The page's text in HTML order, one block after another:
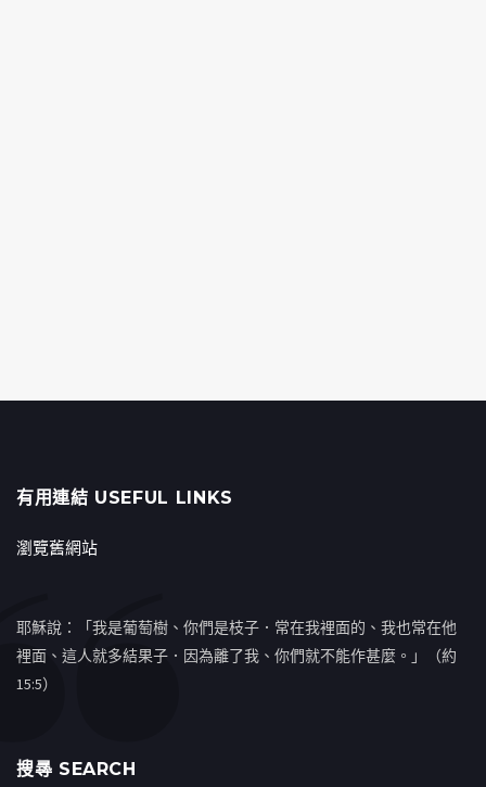
有用連結 USEFUL LINKS
瀏覽舊網站
耶穌說：「我是葡萄樹、你們是枝子．常在我裡面的、我也常在他
裡面、這人就多結果子．因為離了我、你們就不能作甚麼。」（約
15:5）
搜㝷 SEARCH